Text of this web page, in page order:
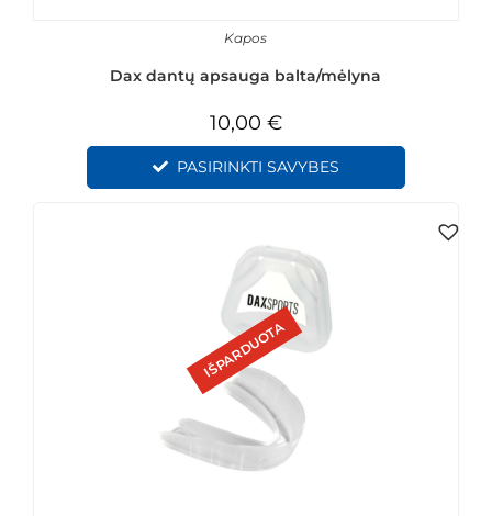
Kapos
Dax dantų apsauga balta/mėlyna
10,00 €
PASIRINKTI SAVYBES
IŠPARDUOTA